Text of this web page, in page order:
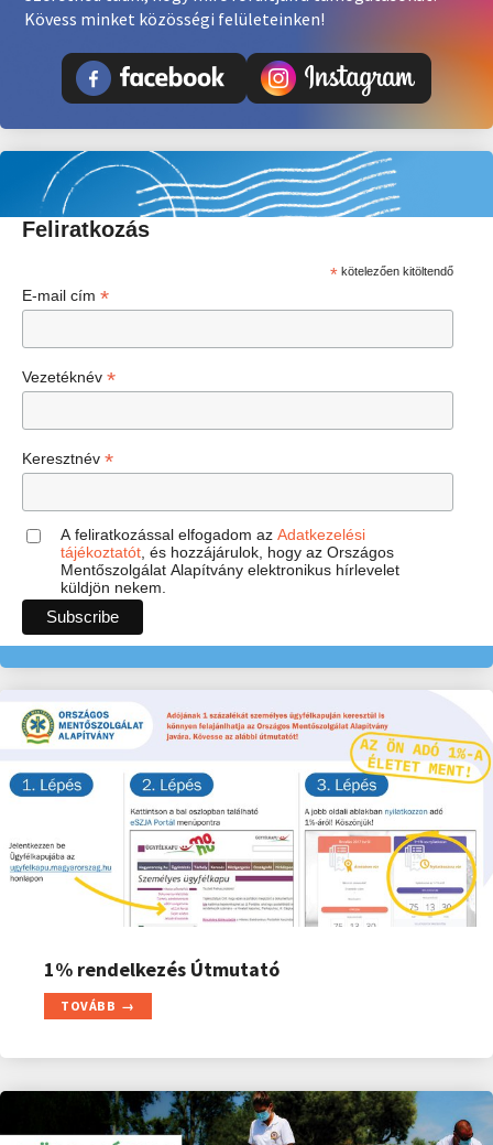
Kövess minket közösségi felületeinken!
Feliratkozás
*kötelezően kitöltendő
E-mail cím *
Vezetéknév *
Keresztnév *
A feliratkozással elfogadom az Adatkezelési
tájékoztatót , és hozzájárulok, hogy az Országos
Mentőszolgálat Alapítvány elektronikus hírlevelet
küldjön nekem.
1% rendelkezés Útmutató
TOVÁBB